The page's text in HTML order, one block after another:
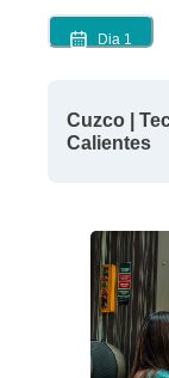
Dia 1
Cuzco |
Calientes